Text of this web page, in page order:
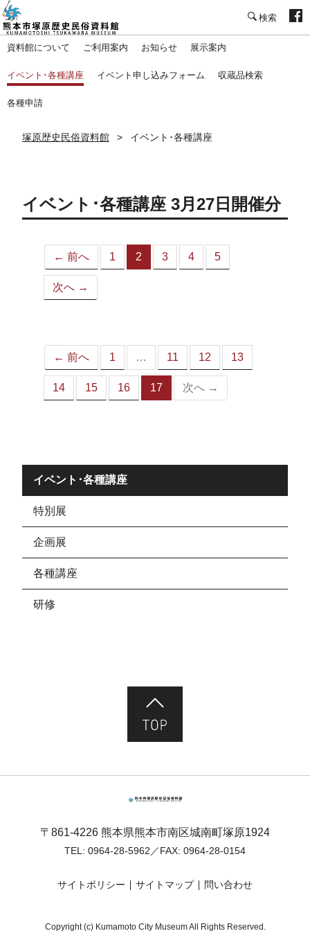
資料館について ご利用案内 お知らせ 展示案内
イベント･各種講座 イベント申し込みフォーム 収蔵品検索
各種申請
塚原歴史民俗資料館 イベント･各種講座
イベント･各種講座 3月27日開催分
← 前へ 1 2
（こ
3 4 5
次へ →
← 前へ 1 … 11 12 13
14 15 16 17
（こ
次へ →
イベント･各種講座
特別展
企画展
各種講座
研修
〒861-4226 熊本県熊本市南区城南町塚原1924
TEL: 0964-28-5962 ／FAX: 0964-28-0154
サイトポリシー サイトマップ 問い合わせ
Copyright (c) Kumamoto City Museum All Rights Reserved.